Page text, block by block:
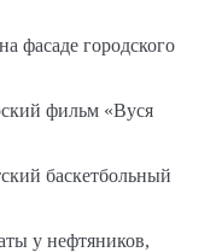
фасаде городского
фильм «Вуся
баскетбольный
у нефтяников,